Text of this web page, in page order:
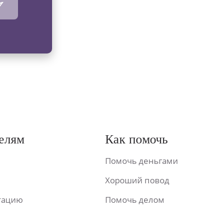
Как помочь
Помочь деньгами
Хороший повод
Помочь делом